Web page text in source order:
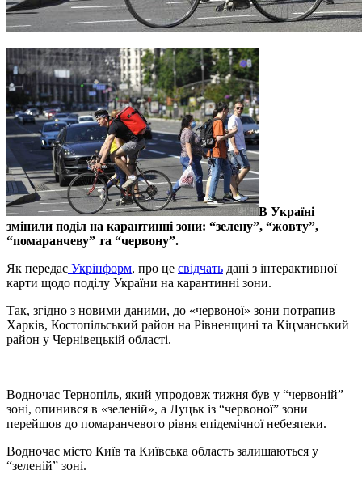
В Україні
змінили поділ на карантинні зони: “зелену”, “жовту”,
“помаранчеву” та “червону”.
Як передає Укрінформ, про це свідчать дані з інтерактивної
карти щодо поділу України на карантинні зони.
Так, згідно з новими даними, до «червоної» зони потрапив
Харків, Костопільський район на Рівненщині та Кіцманський
район у Чернівецькій області.
Водночас Тернопіль, який упродовж тижня був у “червоній”
зоні, опинився в «зеленій», а Луцьк із “червоної” зони
перейшов до помаранчевого рівня епідемічної небезпеки.
Водночас місто Київ та Київська область залишаються у
“зеленій” зоні.